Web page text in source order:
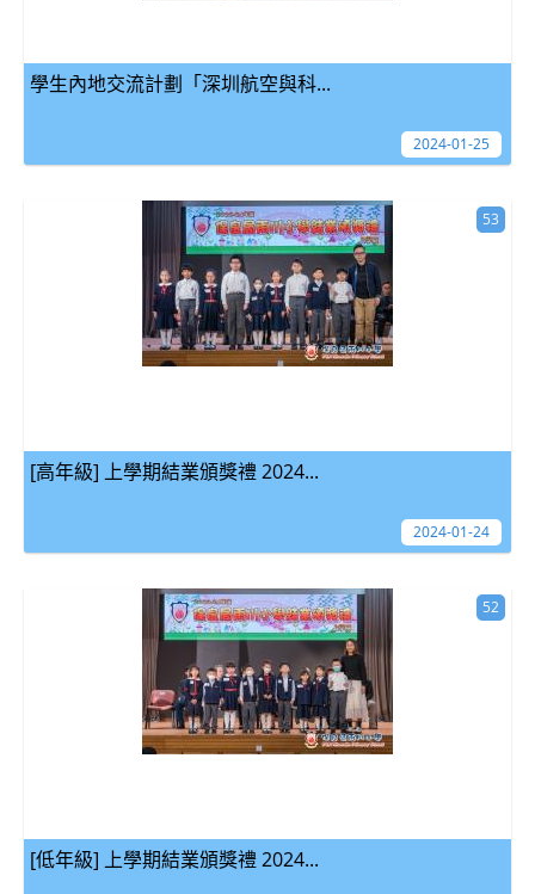
學生內地交流計劃「深圳航空與科...
2024-01-25
[高年級] 上學期結業頒獎禮 2024...
53
2024-01-24
[低年級] 上學期結業頒獎禮 2024...
52